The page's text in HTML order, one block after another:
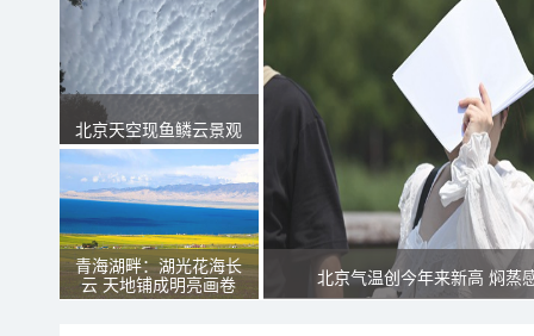
北京天空现鱼鳞云景观
青海湖畔：湖光花海长
云 天地铺成明亮画卷
北京气温创今年来新高 焖蒸